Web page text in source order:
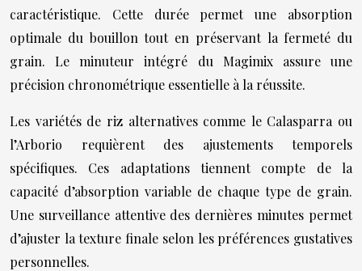
caractéristique. Cette durée permet une absorption
optimale du bouillon tout en préservant la fermeté du
grain. Le minuteur intégré du Magimix assure une
précision chronométrique essentielle à la réussite.
Les variétés de riz alternatives comme le Calasparra ou
l’Arborio requièrent des ajustements temporels
spécifiques. Ces adaptations tiennent compte de la
capacité d’absorption variable de chaque type de grain.
Une surveillance attentive des dernières minutes permet
d’ajuster la texture finale selon les préférences gustatives
personnelles.